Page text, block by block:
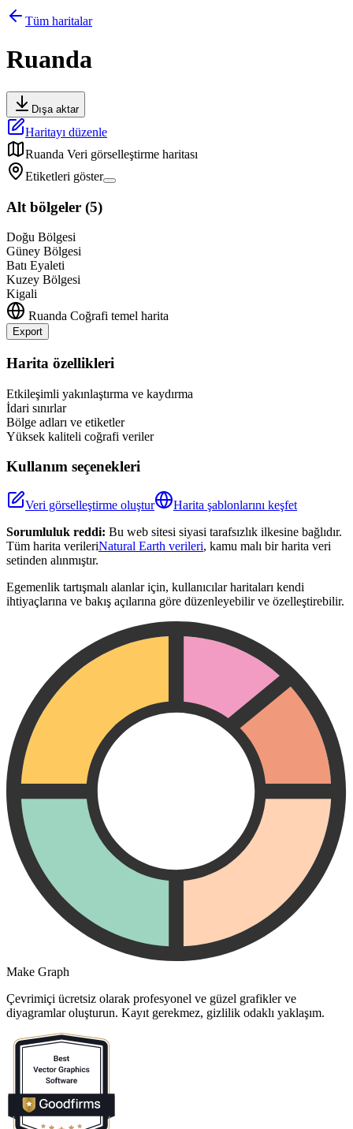
Tüm haritalar
Ruanda
Dışa aktar
Haritayı düzenle
Ruanda Veri görselleştirme haritası
Etiketleri göster
Alt bölgeler (5)
Doğu Bölgesi
Güney Bölgesi
Batı Eyaleti
Kuzey Bölgesi
Kigali
Ruanda Coğrafi temel harita
Export
+
−
Harita özellikleri
Etkileşimli yakınlaştırma ve kaydırma
İdari sınırlar
Bölge adları ve etiketler
Yüksek kaliteli coğrafi veriler
Kullanım seçenekleri
Veri görselleştirme oluştur
Harita şablonlarını keşfet
Sorumluluk reddi: Bu web sitesi siyasi tarafsızlık ilkesine bağlıdır.
Tüm harita verileriNatural Earth verileri, kamu malı bir harita veri
setinden alınmıştır.
Egemenlik tartışmalı alanlar için, kullanıcılar haritaları kendi
ihtiyaçlarına ve bakış açılarına göre düzenleyebilir ve özelleştirebilir.
Make Graph
Çevrimiçi ücretsiz olarak profesyonel ve güzel grafikler ve
diyagramlar oluşturun. Kayıt gerekmez, gizlilik odaklı yaklaşım.